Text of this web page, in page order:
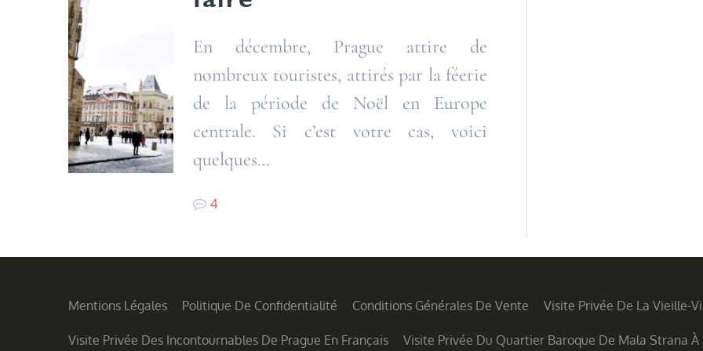
En décembre, Prague attire de
nombreux touristes, attirés par la féerie
de la période de Noël en Europe
centrale. Si c’est votre cas, voici
quelques…
4
Mentions Légales Politique De Confidentialité Conditions Générales De Vente Visite Privée De La Vieille-
Visite Privée Des Incontournables De Prague En Français Visite Privée Du Quartier Baroque De Mala Strana À